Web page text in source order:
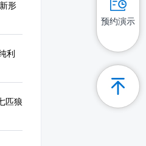
形
利
匹狼
预约演示